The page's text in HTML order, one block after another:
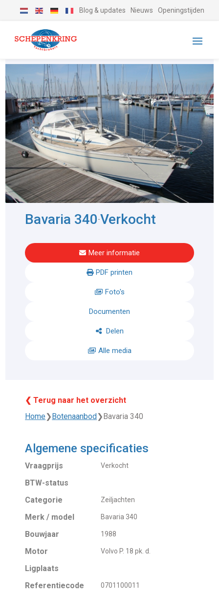
Blog & updates Nieuws Openingstijden
Bavaria 340-Verkocht
Meer informatie
PDF printen
Foto's
Documenten
Delen
Alle media
❮ Terug naar het overzicht
Home❯Botenaanbod❯Bavaria 340
Algemene specificaties
Vraagprijs Verkocht
BTW-status
Categorie
Zeiljachten
Merk / model Bavaria 340
Bouwjaar 1988
Motor Volvo P. 18 pk. d.
Ligplaats
Referentiecode
0701100011